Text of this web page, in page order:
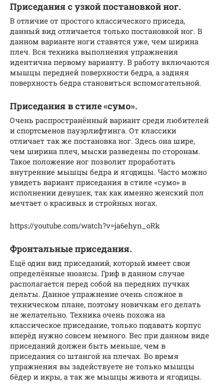
Приседания с узкой постановкой ног.
В отличие от простого классического приседа,
данный вид отличается только постановкой ног. В
данном варианте ноги ставятся уже, чем ширина
плеч. Вся техника выполнения упражнения
идентична первому варианту. В работу включаются
мышцы передней поверхности бедра, а задняя
поверхность бедра становиться вспомогательной.
Приседания в стиле «сумо».
Очень распространённый вариант среди любителей
и спортсменов пауэрлифтинга. От классики
отличает так же постановка ног. Здесь она шире,
чем ширина плеч, мыски разведены по сторонам.
Такое положение ног позволит проработать
внутренние мышцы бедра и ягодицы. Часто можно
увидеть вариант приседания в стиле «сумо» в
исполнении девушек, так как именно женский пол
мечтает о красивых и стройных ногах.
https://youtube.com/watch?v=ja6ehyn_oRk
Фронтальные приседания.
Ещё один вид приседаний, который имеет свои
определённые нюансы. Гриф в данном случае
располагается перед собой на передних пучках
дельты. Данное упражнение очень сложное в
техническом плане, поэтому новичкам его делать
не желательно. Техника очень похожа на
классическое приседание, только подавать корпус
вперёд нужно совсем немного. Вес при данном виде
приседаний должен быть меньше, чем в
приседания со штангой на плечах. Во время
упражнения вы задействуете не только мышцы
бёдер и икры, а так же мышцы живота и ягодицы.